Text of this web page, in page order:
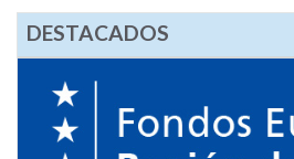
DESTACADOS